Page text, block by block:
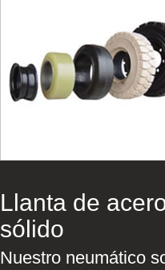
Llanta de
sólido
Nuestro neumático